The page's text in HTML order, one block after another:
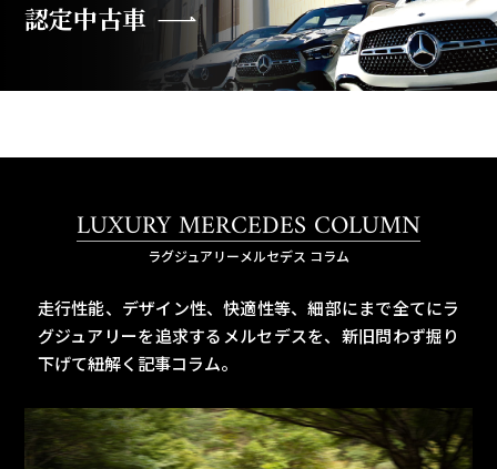
認定中古車
LUXURY MERCEDES COLUMN
ラグジュアリーメルセデス コラム
走行性能、デザイン性、快適性等、細部にまで全てにラ
グジュアリーを追求するメルセデスを、 新旧問わず掘り
下げて紐解く記事コラム。